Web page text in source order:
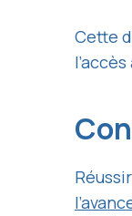
Cette